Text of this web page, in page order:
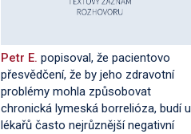
Petr E. popisoval, že pacientovo
přesvědčení, že by jeho zdravotní
problémy mohla způsobovat
chronická lymeská borrelióza, budí u
lékařů často nejrůznější negativní